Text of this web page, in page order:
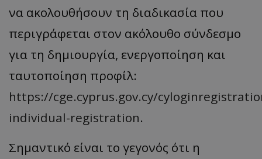
να ακολουθήσουν τη διαδικασία που
περιγράφεται στον ακόλουθο σύνδεσμο
για τη δημιουργία, ενεργοποίηση και
ταυτοποίηση προφίλ:
https://cge.cyprus.gov.cy/
individual-registration.
Σημαντικό είναι το γεγονός ότι η